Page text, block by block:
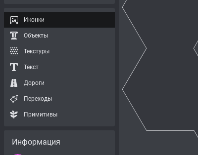
Иконки
Объекты
Текстуры
Текст
Дороги
Переходы
Примитивы
Информация